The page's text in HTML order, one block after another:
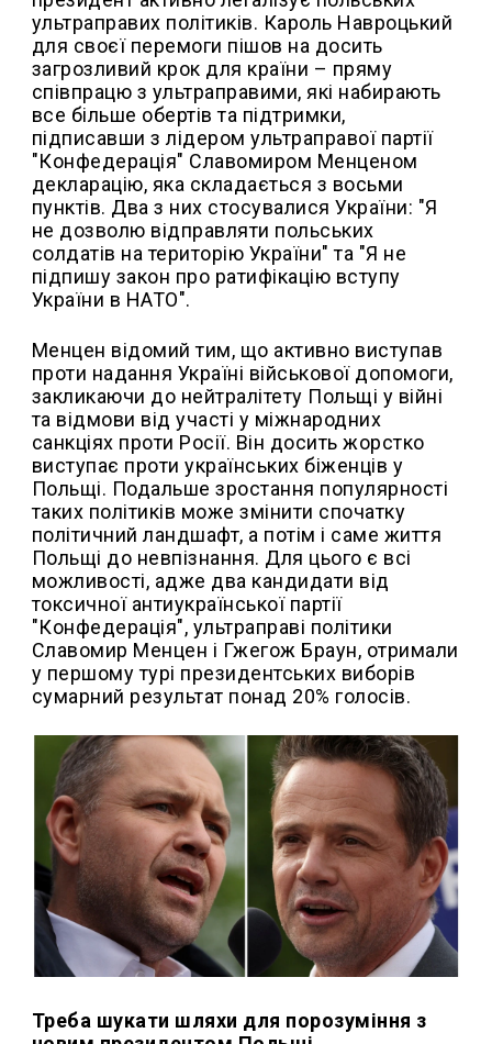
ультраправих політиків. Кароль Навроцький
для своєї перемоги пішов на досить
загрозливий крок для країни – пряму
співпрацю з ультраправими, які набирають
все більше обертів та підтримки,
підписавши з лідером ультраправої партії
"Конфедерація" Славомиром Менценом
декларацію, яка складається з восьми
пунктів. Два з них стосувалися України: "Я
не дозволю відправляти польських
солдатів на територію України" та "Я не
підпишу закон про ратифікацію вступу
України в НАТО".
Менцен відомий тим, що активно виступав
проти надання Україні військової допомоги,
закликаючи до нейтралітету Польщі у війні
та відмови від участі у міжнародних
санкціях проти Росії. Він досить жорстко
виступає проти українських біженців у
Польщі. Подальше зростання популярності
таких політиків може змінити спочатку
політичний ландшафт, а потім і саме життя
Польщі до невпізнання. Для цього є всі
можливості, адже два кандидати від
токсичної антиукраїнської партії
"Конфедерація", ультраправі політики
Славомир Менцен і Гжегож Браун, отримали
у першому турі президентських виборів
сумарний результат понад 20% голосів.
Треба шукати шляхи для порозуміння з